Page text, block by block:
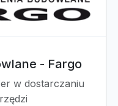
- Fargo
w dostarczaniu